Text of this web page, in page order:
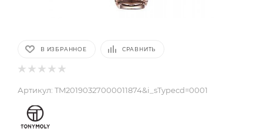
В ИЗБРАННОЕ СРАВНИТЬ
Артикул: TM20190327000011874&i_sTypecd=0001